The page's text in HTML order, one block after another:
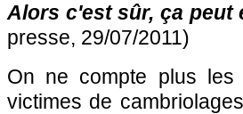
Alors c'est sûr, ça peut
presse, 29/07/2011)
On ne compte plus les
victimes de